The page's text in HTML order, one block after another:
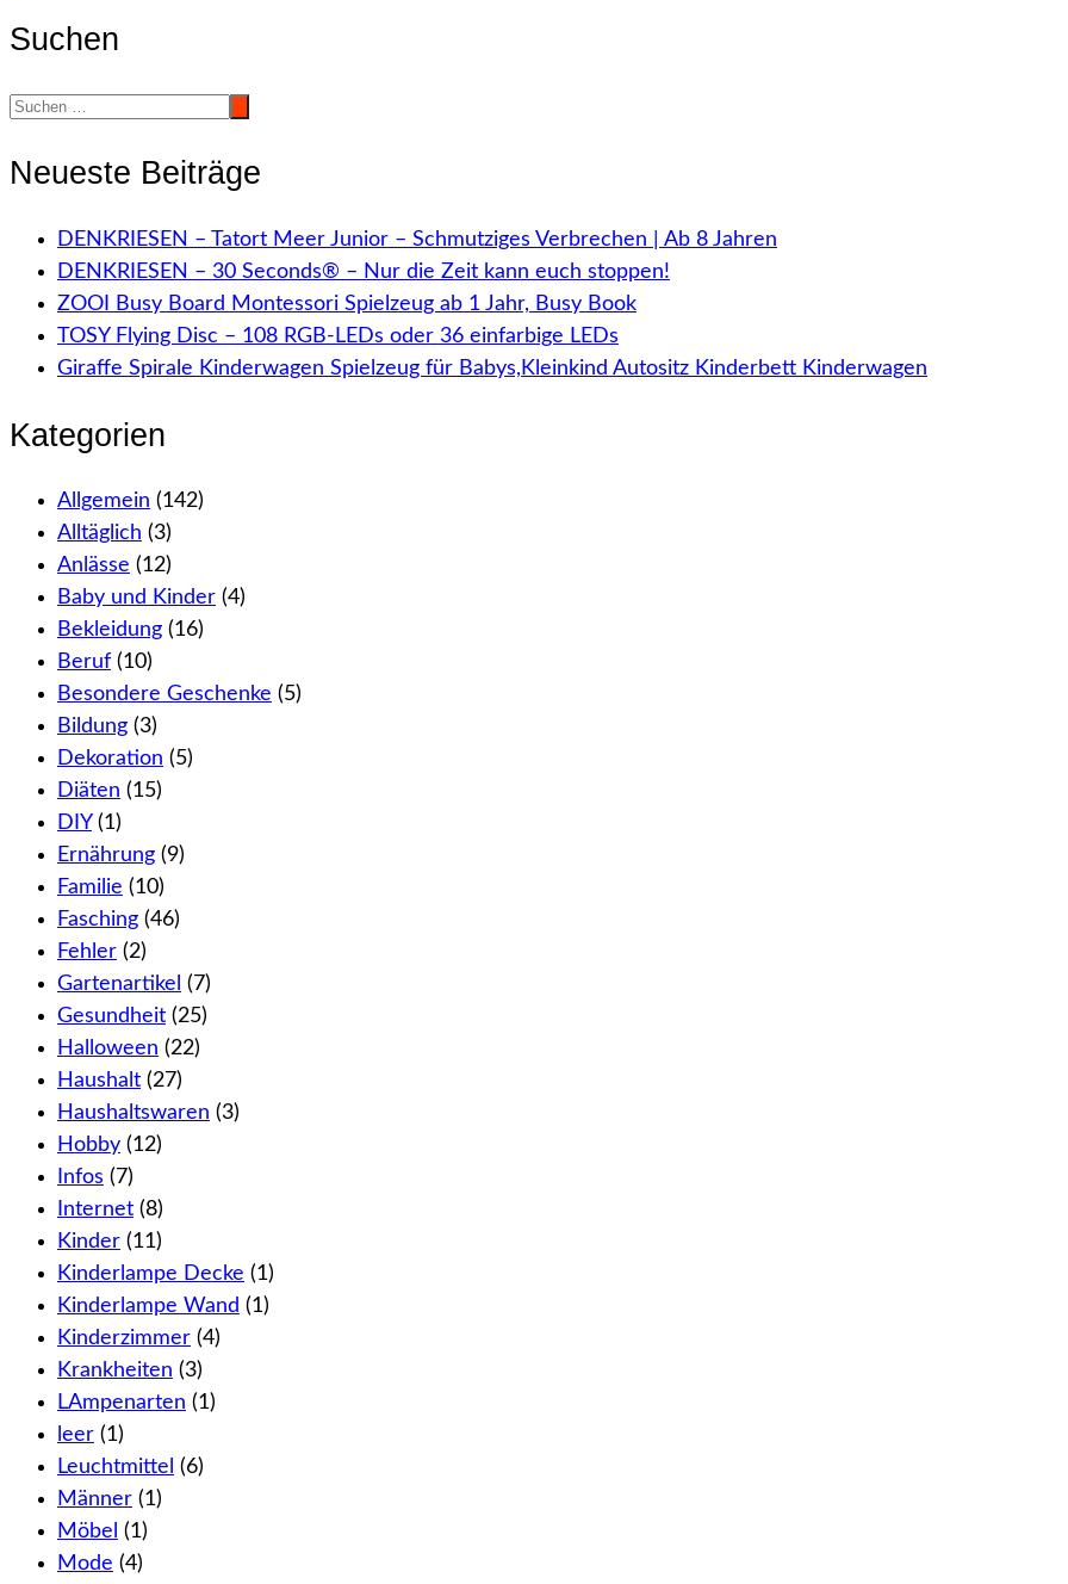
der
Suchen
Neueste Beiträge
DENKRIESEN – Tatort Meer Junior – Schmutziges Verbrechen | Ab 8 Jahren
DENKRIESEN – 30 Seconds® – Nur die Zeit kann euch stoppen!
ZOOI Busy Board Montessori Spielzeug ab 1 Jahr, Busy Book
TOSY Flying Disc – 108 RGB-LEDs oder 36 einfarbige LEDs
Giraffe Spirale Kinderwagen Spielzeug für Babys,Kleinkind Autositz Kinderbett Kinderwagen
Kategorien
Allgemein (142)
Alltäglich (3)
Anlässe (12)
Baby und Kinder (4)
Bekleidung (16)
Beruf (10)
Besondere Geschenke (5)
Bildung (3)
Dekoration (5)
Diäten (15)
DIY (1)
Ernährung (9)
Familie (10)
Fasching (46)
Fehler (2)
Gartenartikel (7)
Gesundheit (25)
Halloween (22)
Haushalt (27)
Haushaltswaren (3)
Hobby (12)
Infos (7)
Internet (8)
Kinder (11)
Kinderlampe Decke (1)
Kinderlampe Wand (1)
Kinderzimmer (4)
Krankheiten (3)
LAmpenarten (1)
leer (1)
Leuchtmittel (6)
Männer (1)
Möbel (1)
Mode (4)